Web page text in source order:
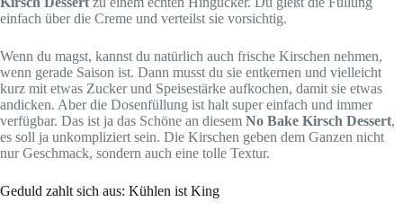
einfach über die Creme und verteilst sie vorsichtig.
Wenn du magst, kannst du natürlich auch frische Kirschen nehmen,
wenn gerade Saison ist. Dann musst du sie entkernen und vielleicht
kurz mit etwas Zucker und Speisestärke aufkochen, damit sie etwas
andicken. Aber die Dosenfüllung ist halt super einfach und immer
verfügbar. Das ist ja das Schöne an diesem No Bake Kirsch Dessert,
es soll ja unkompliziert sein. Die Kirschen geben dem Ganzen nicht
nur Geschmack, sondern auch eine tolle Textur.
Geduld zahlt sich aus: Kühlen ist King